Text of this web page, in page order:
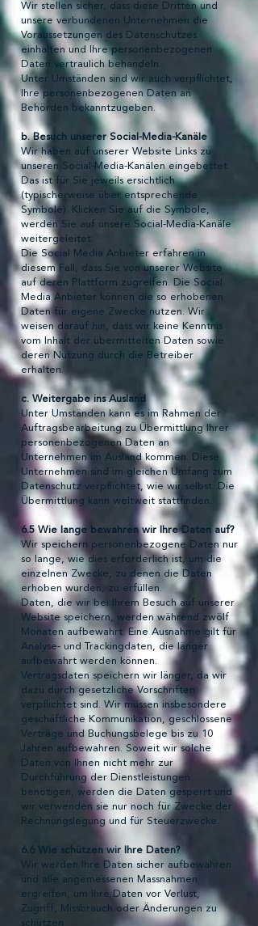
Wir stellen sicher, dass diese Dritten und
unsere verbundenen Unternehmen die
Voraussetzungen des Datenschutzes
einhalten und Ihre personenbezogenen
Daten vertraulich behandeln.
Unter Umständen sind wir auch verpflichtet,
Ihre personenbezogenen Daten an
Behörden bekanntzugeben.
b. Besuch unserer Social-Media-Kanäle
Wir haben auf unserer Website Links zu
unseren Social-Media-Kanälen eingebettet.
Das ist für Sie jeweils ersichtlich
(typischerweise über entsprechende
Symbole). Klicken Sie auf die Symbole,
werden Sie auf unsere Social-Media-Kanäle
weitergeleitet.
Die Social Media Anbieter erfahren in
diesem Fall, dass Sie von unserer Website
auf deren Plattform zugreifen. Die Social
Media Anbieter können die so erhobenen
Daten für eigene Zwecke nutzen. Wir
weisen darauf hin, dass wir keine Kenntnis
vom Inhalt der übermittelten Daten sowie
deren Nutzung durch die Betreiber
erhalten.
c. Weitergabe ins Ausland
Unter Umständen kann es im Rahmen der
Auftragsbearbeitung zu Übermittlung Ihrer
personenbezogenen Daten an
Unternehmen im Ausland kommen. Diese
Unternehmen sind im gleichen Umfang zum
Datenschutz verpflichtet, wie wir selbst. Die
Übermittlung kann weltweit stattfinden.
6.5 Wie lange bewahren wir Ihre Daten auf?
Wir speichern personenbezogene Daten nur
so lange, wie dies erforderlich ist, um die
einzelnen Zwecke, zu denen die Daten
erhoben wurden, zu erfüllen.
Daten, die wir bei Ihrem Besuch auf unserer
Website speichern, werden während zwölf
Monaten aufbewahrt. Eine Ausnahme gilt für
Analyse- und Trackingdaten, die länger
aufbewahrt werden können.
Vertragsdaten speichern wir länger, da wir
dazu durch gesetzliche Vorschriften
verpflichtet sind. Wir müssen insbesondere
geschäftliche Kommunikation, geschlossene
Verträge und Buchungsbelege bis zu 10
Jahren aufbewahren. Soweit wir solche
Daten von Ihnen nicht mehr zur
Durchführung der Dienstleistungen
benötigen, werden die Daten gesperrt und
wir verwenden sie nur noch für Zwecke der
Rechnungslegung und für Steuerzwecke.
6.6 Wie schützen wir Ihre Daten?
Wir werden Ihre Daten sicher aufbewahren
und alle angemessenen Massnahmen
ergreifen, um Ihre Daten vor Verlust,
Zugriff, Missbrauch oder Änderungen zu
schützen.